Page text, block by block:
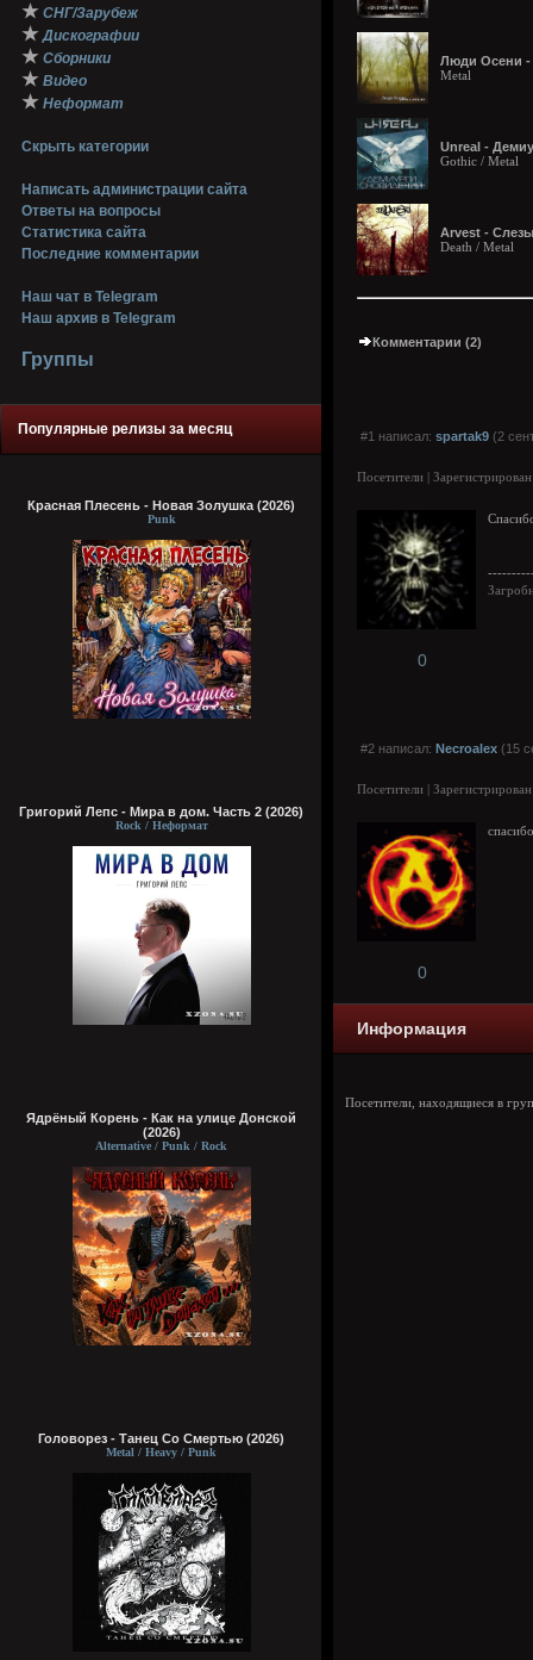
★ СНГ/Зарубеж
★ Дискографии
★ Сборники
★ Видео
★ Неформат
Скрыть категории
Написать администрации сайта
Ответы на вопросы
Статистика сайта
Последние комментарии
Наш чат в Telegram
Наш архив в Telegram
Группы
Популярные релизы за месяц
Красная Плесень - Новая Золушка (2026)
Punk
Григорий Лепс - Мира в дом. Часть 2 (2026)
Rock / Неформат
Ядрёный Корень - Как на улице Донской
(2026)
Alternative / Punk / Rock
Головорез - Tанец Со Смертью (2026)
Metal / Heavy / Punk
Люди Осени -
Metal
Unreal -
Gothic / Metal
Arvest -
Death / Metal
Комментарии (2)
#1 написал: spartak9 (2
Посетители |
0
#2 написал: Necroalex (15
Посетители |
0
Информация
Посетители, находящиеся в